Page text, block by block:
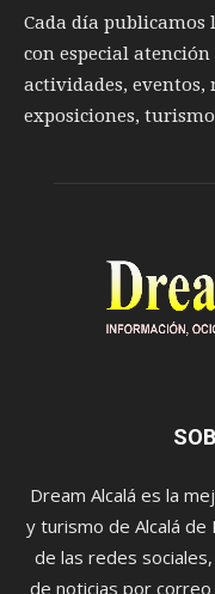
Cada día
con especial
actividades,
exposiciones,
Dream Alcalá es la
y turismo de Alcalá de
de las redes
de noticias por